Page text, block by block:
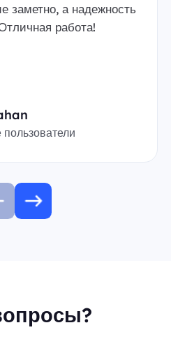
заметно, а надежность
работа!